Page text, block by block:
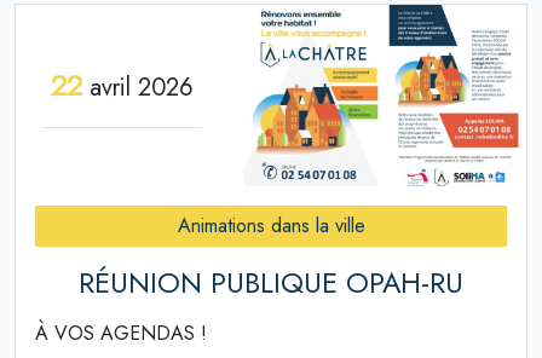
22avril 2026
Animations dans la ville
RÉUNION PUBLIQUE OPAH-RU
À VOS AGENDAS !